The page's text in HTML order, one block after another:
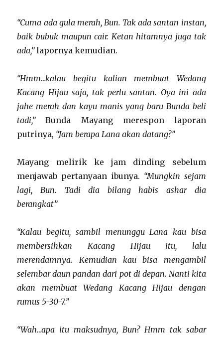
“Cuma ada gula merah, Bun. Tak ada santan instan,
baik bubuk maupun cair. Ketan hitamnya juga tak
ada,”lapornya kemudian.
“Hmm…kalau begitu kalian membuat Wedang
Kacang Hijau saja, tak perlu santan. Oya ini ada
jahe merah dan kayu manis yang baru Bunda beli
tadi,”Bunda Mayang merespon laporan
putrinya, “Jam berapa Lana akan datang?”
Mayang melirik ke jam dinding sebelum
menjawab pertanyaan ibunya. “Mungkin sejam
lagi, Bun. Tadi dia bilang habis ashar dia
berangkat”
“Kalau begitu, sambil menunggu Lana kau bisa
membersihkan Kacang Hijau itu, lalu
merendamnya. Kemudian kau bisa mengambil
selembar daun pandan dari pot di depan. Nanti kita
akan membuat Wedang Kacang Hijau dengan
rumus 5-30-7.”
“Wah…apa itu maksudnya, Bun? Hmm tak sabar